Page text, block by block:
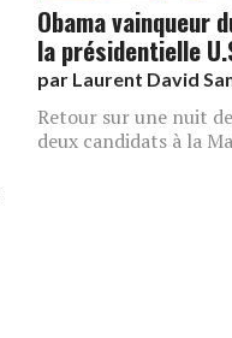
Obama vainqueur
la présidentielle
par Laurent David
Retour sur une nuit
deux candidats à la